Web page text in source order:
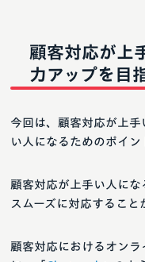
顧客対応が上
力アップを目
今回は、顧客対応が上
い人になるためのポイン
顧客対応が上手い人に
スムーズに対応すること
顧客対応におけるオン